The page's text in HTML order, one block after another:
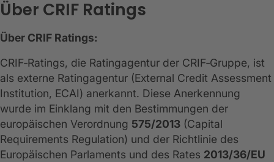
Über CRIF Ratings
Über CRIF Ratings:
CRIF‑Ratings, die Ratingagentur der CRIF‑Gruppe, ist
als externe Ratingagentur (External Credit Assessment
Institution, ECAI) anerkannt. Diese Anerkennung
wurde im Einklang mit den Bestimmungen der
europäischen Verordnung 575/2013 (Capital
Requirements Regulation) und der Richtlinie des
Europäischen Parlaments und des Rates 2013/36/EU